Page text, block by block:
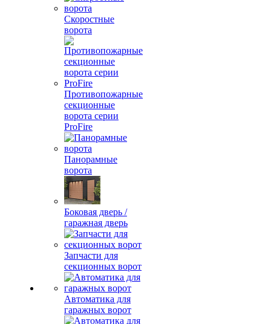
Скоростные
ворота
Противопожарные
секционные
ворота серии
ProFire
Панорамные
ворота
Боковая дверь /
гаражная дверь
Запчасти для
секционных ворот
Автоматика для
гаражных ворот